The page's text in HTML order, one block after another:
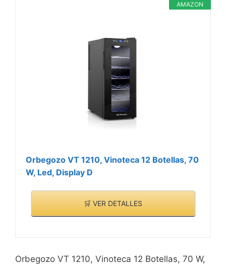
descongelación y nivel de
CARACTERÍSTICAS
AMAZON
Orbegozo VT 1210, Vinoteca 12 Botellas, 70
W, Led, Display D
🛒 VER DETALLES
Orbegozo VT 1210, Vinoteca 12 Botellas, 70 W,